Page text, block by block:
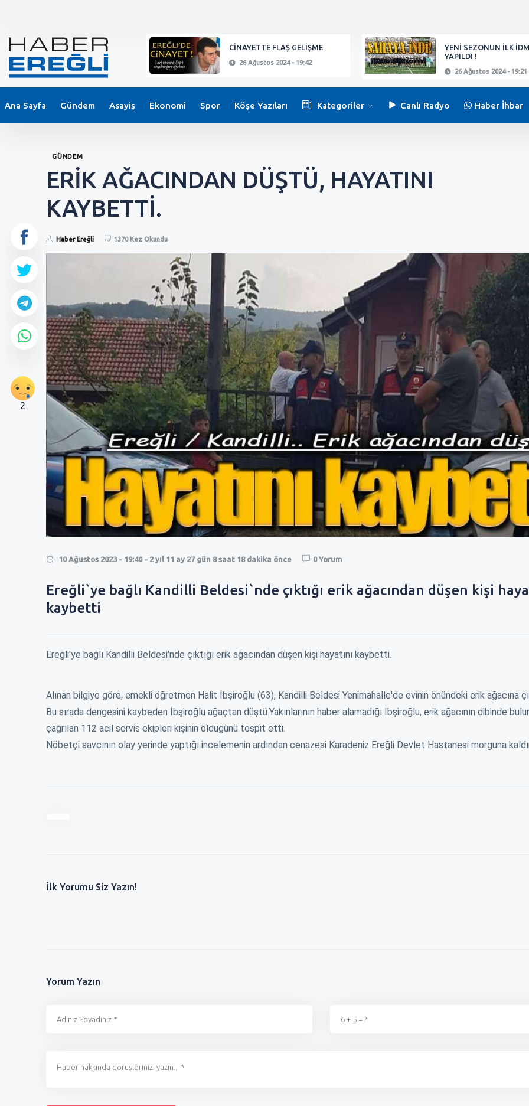
KEPEZ'DE BIÇAKLI SALDIRI !
26 Ağustos 2024 - 21:11
CİNAYETTE FLAŞ GELİŞME
26 Ağustos 2024 - 19:42
YENİ SEZONUN İLK
YAPILDI !
26 Ağustos 2024 - 19:21
Ana Sayfa Gündem Asayiş Ekonomi Spor Köşe Yazıları Kategoriler Canlı Radyo Haber İhbar
2
GÜNDEM
ERİK AĞACINDAN DÜŞTÜ, HAYATINI
KAYBETTİ.
Haber Ereğli 1370 Kez Okundu
10 Ağustos 2023 - 19:40 - 2 yıl 11 ay 27 gün 8 saat 18 dakika önce 0 Yorum
Ereğli`ye bağlı Kandilli Beldesi`nde çıktığı erik ağacından düşen kişi
kaybetti
Ereğli'ye bağlı Kandilli Beldesi'nde çıktığı erik ağacından düşen kişi hayatını kaybetti.
Alınan bilgiye göre, emekli öğretmen Halit İbşiroğlu (63), Kandilli Beldesi Yenimahalle'de evinin önündeki erik ağacına
Bu sırada dengesini kaybeden İbşiroğlu ağaçtan düştü.Yakınlarının haber alamadığı İbşiroğlu, erik ağacının dibinde
çağrılan 112 acil servis ekipleri kişinin öldüğünü tespit etti.
Nöbetçi savcının olay yerinde yaptığı incelemenin ardından cenazesi Karadeniz Ereğli Devlet Hastanesi morguna
İlk Yorumu Siz Yazın!
Yorum Yazın
bekirlenirken
2024 - 13:35
mesafe. 5 ayda ℅60 zam yapılır mı?
Okulların açılacağı şu dönemde
Ereğlili vatandaş 02 Eylül 2023 - 22:40
Okulların açılacağı şu dönemde
Ereğlili vatandaş 02 Eylül 2023 - 22:39 Kazım